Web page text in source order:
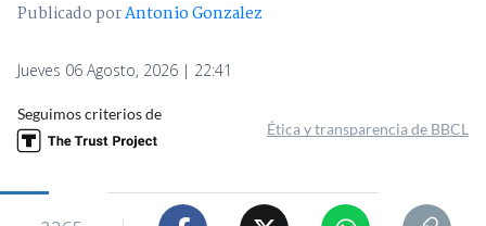
Publicado porAntonio Gonzalez
Jueves 06 Agosto, 2026 | 22:41
Seguimos criterios de
Ética y transparencia de BBCL